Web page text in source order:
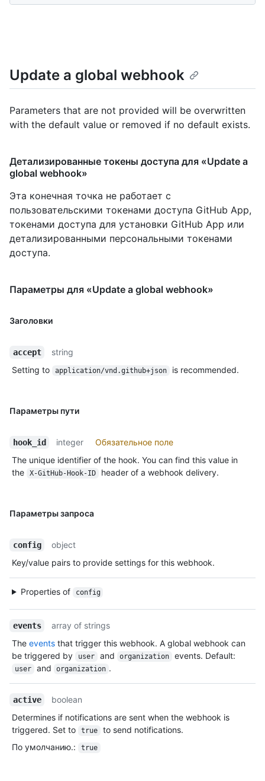
Update a global webhook
Parameters that are not provided will be overwritten
with the default value or removed if no default exists.
Детализированные токены доступа для «Update a
global webhook»
Эта конечная точка не работает с
пользовательскими токенами доступа GitHub App,
токенами доступа для установки GitHub App или
детализированными персональными токенами
доступа.
Параметры для «Update a global webhook»
Заголовки
accept
string
Setting to
application/vnd.github+json is recommended.
Параметры пути
hook_id integer
Обязательное поле
The unique identifier of the hook. You can find this value in
the
X-GitHub-Hook-ID header of a webhook delivery.
Параметры запроса
config
object
Key/value pairs to provide settings for this webhook.
Properties of config
events
array of strings
The events that trigger this webhook. A global webhook can
be triggered by
user and organization events. Default:
user and organization .
active
boolean
Determines if notifications are sent when the webhook is
triggered. Set to
true
to send notifications.
По умолчанию.: true